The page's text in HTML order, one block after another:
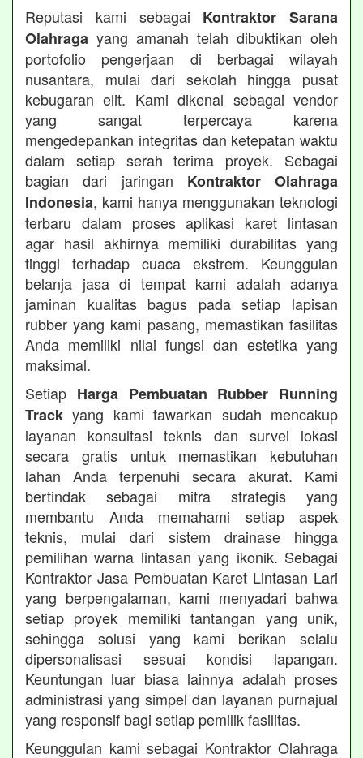
Reputasi kami sebagai Kontraktor Sarana
Olahraga yang amanah telah dibuktikan oleh
portofolio pengerjaan di berbagai wilayah
nusantara, mulai dari sekolah hingga pusat
kebugaran elit. Kami dikenal sebagai vendor
yang sangat terpercaya karena
mengedepankan integritas dan ketepatan waktu
dalam setiap serah terima proyek. Sebagai
bagian dari jaringan Kontraktor Olahraga
Indonesia, kami hanya menggunakan teknologi
terbaru dalam proses aplikasi karet lintasan
agar hasil akhirnya memiliki durabilitas yang
tinggi terhadap cuaca ekstrem. Keunggulan
belanja jasa di tempat kami adalah adanya
jaminan kualitas bagus pada setiap lapisan
rubber yang kami pasang, memastikan fasilitas
Anda memiliki nilai fungsi dan estetika yang
maksimal.
Setiap Harga Pembuatan Rubber Running
Track yang kami tawarkan sudah mencakup
layanan konsultasi teknis dan survei lokasi
secara gratis untuk memastikan kebutuhan
lahan Anda terpenuhi secara akurat. Kami
bertindak sebagai mitra strategis yang
membantu Anda memahami setiap aspek
teknis, mulai dari sistem drainase hingga
pemilihan warna lintasan yang ikonik. Sebagai
Kontraktor Jasa Pembuatan Karet Lintasan Lari
yang berpengalaman, kami menyadari bahwa
setiap proyek memiliki tantangan yang unik,
sehingga solusi yang kami berikan selalu
dipersonalisasi sesuai kondisi lapangan.
Keuntungan luar biasa lainnya adalah proses
administrasi yang simpel dan layanan purnajual
yang responsif bagi setiap pemilik fasilitas.
Keunggulan kami sebagai Kontraktor Olahraga